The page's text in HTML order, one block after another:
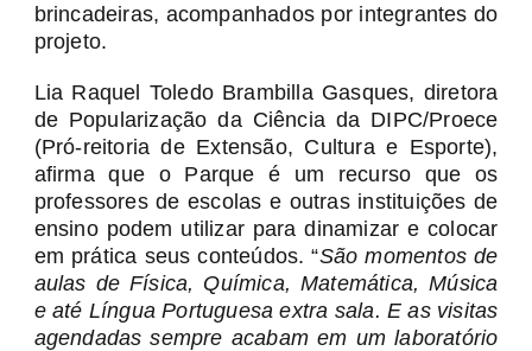
brincadeiras, acompanhados por integrantes do
projeto.
Lia Raquel Toledo Brambilla Gasques, diretora
de Popularização da Ciência da DIPC/Proece
(Pró-reitoria de Extensão, Cultura e Esporte),
afirma que o Parque é um recurso que os
professores de escolas e outras instituições de
ensino podem utilizar para dinamizar e colocar
em prática seus conteúdos. “São momentos de
aulas de Física, Química, Matemática, Música
e até Língua Portuguesa extra sala. E as visitas
agendadas sempre acabam em um laboratório